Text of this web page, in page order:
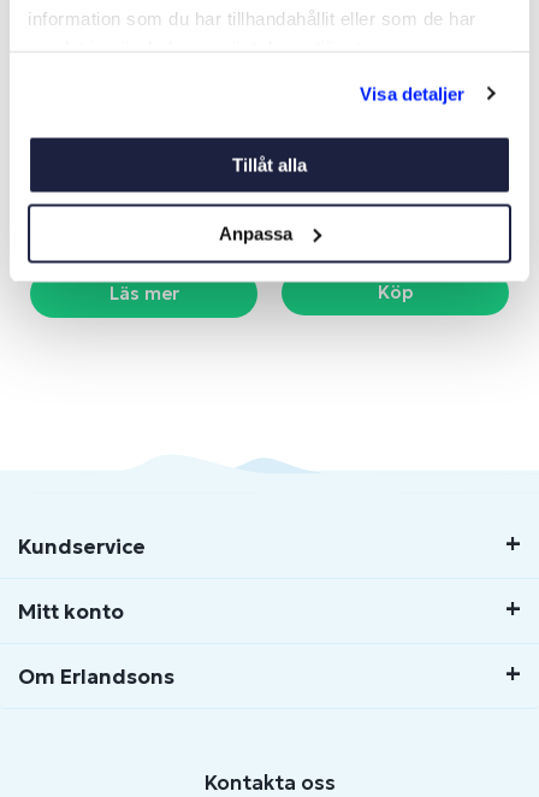
information som du har tillhandahållit eller som de har
Visa detaljer
Tillåt alla
Anpassa
1 990 kr
Ord. netto 2 195 kr
Läs mer
MOBILROUTER & ANTENN
Ord. netto 4 995 kr
Köp
Kundservice
Mitt konto
Om Erlandsons
Kontakta oss